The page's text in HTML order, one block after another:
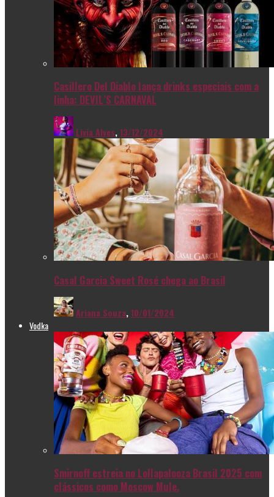
Casillero Del Diablo lança drinks especiais com a
linha: DEVIL’S CARNAVAL
Livia Alves,13/12/2024
Casal Garcia Sweet Rosé chega ao Brasil
Ariana Souza,10/01/2024
Vodka
Smirnoff estreia no Lollapalooza Brasil 2025 com
clássicos como Moscow Mule.